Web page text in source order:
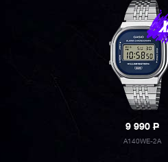
9 990P
A140WE-2A